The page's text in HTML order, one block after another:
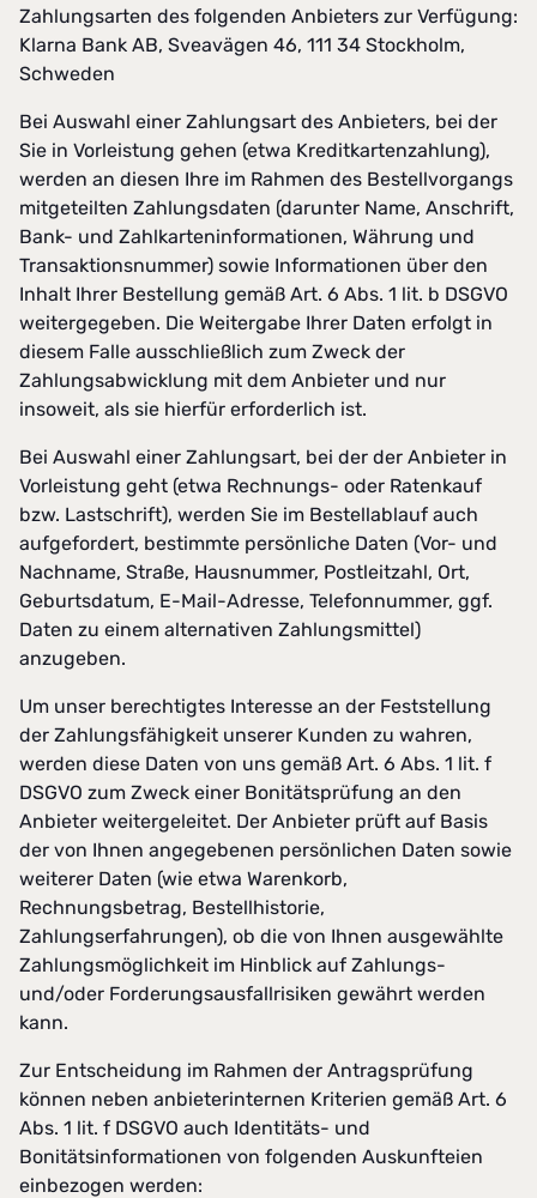
Zahlungsarten des folgenden Anbieters zur Verfügung:
Klarna Bank AB, Sveavägen 46, 111 34 Stockholm,
Schweden
Bei Auswahl einer Zahlungsart des Anbieters, bei der
Sie in Vorleistung gehen (etwa Kreditkartenzahlung),
werden an diesen Ihre im Rahmen des Bestellvorgangs
mitgeteilten Zahlungsdaten (darunter Name, Anschrift,
Bank- und Zahlkarteninformationen, Währung und
Transaktionsnummer) sowie Informationen über den
Inhalt Ihrer Bestellung gemäß Art. 6 Abs. 1 lit. b DSGVO
weitergegeben. Die Weitergabe Ihrer Daten erfolgt in
diesem Falle ausschließlich zum Zweck der
Zahlungsabwicklung mit dem Anbieter und nur
insoweit, als sie hierfür erforderlich ist.
Bei Auswahl einer Zahlungsart, bei der der Anbieter in
Vorleistung geht (etwa Rechnungs- oder Ratenkauf
bzw. Lastschrift), werden Sie im Bestellablauf auch
aufgefordert, bestimmte persönliche Daten (Vor- und
Nachname, Straße, Hausnummer, Postleitzahl, Ort,
Geburtsdatum, E-Mail-Adresse, Telefonnummer, ggf.
Daten zu einem alternativen Zahlungsmittel)
anzugeben.
Um unser berechtigtes Interesse an der Feststellung
der Zahlungsfähigkeit unserer Kunden zu wahren,
werden diese Daten von uns gemäß Art. 6 Abs. 1 lit. f
DSGVO zum Zweck einer Bonitätsprüfung an den
Anbieter weitergeleitet. Der Anbieter prüft auf Basis
der von Ihnen angegebenen persönlichen Daten sowie
weiterer Daten (wie etwa Warenkorb,
Rechnungsbetrag, Bestellhistorie,
Zahlungserfahrungen), ob die von Ihnen ausgewählte
Zahlungsmöglichkeit im Hinblick auf Zahlungs-
und/oder Forderungsausfallrisiken gewährt werden
kann.
Zur Entscheidung im Rahmen der Antragsprüfung
können neben anbieterinternen Kriterien gemäß Art. 6
Abs. 1 lit. f DSGVO auch Identitäts- und
Bonitätsinformationen von folgenden Auskunfteien
einbezogen werden: